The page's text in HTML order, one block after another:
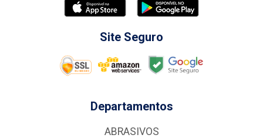
Site Seguro
Departamentos
ABRASIVOS